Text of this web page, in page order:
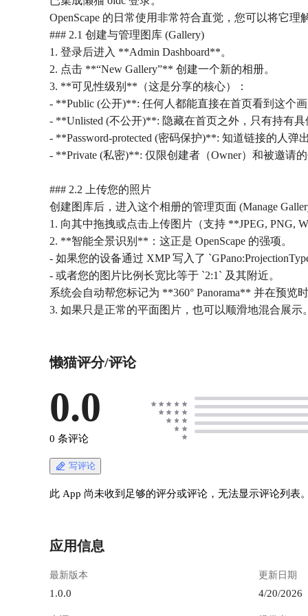
OpenScape 的日常使用非常符合直觉，您可以将它
### 2.1 创建与管理图库 (Gallery)
1. 登录后进入 **Admin Dashboard**。
2. 点击 **“New Gallery”** 创建一个新的相册。
3. **可见性级别**（这是分享的核心）：
- **Public (公开)**: 任何人都能直接在首页看到这个
- **Unlisted (不公开)**: 隐藏在首页之外，只有持有
- **Password-protected (密码保护)**: 知道链接的人
- **Private (私密)**: 仅限创建者（Owner）和被邀请
### 2.2 上传您的照片
创建图库后，进入这个相册的管理页面 (Manage
1. 向其中拖拽或点击上传图片（支持 **JPEG, PNG,
2. **智能全景识别**：这正是 OpenScape 的强项。
- 如果您的设备通过 XMP 写入了
- 或者您的图片比例长宽比等于 `2:1` 及其附近。
系统会自动帮您标记为 **360° Panorama** 并在预
3. 如果只是正常的平面图片，也可以顺滑地混合展示
懒猫评分/评论
0.0
0 条评论
写评论
此 App 尚未收到足够的评分或评论，无法显示评论列表
应用信息
最新版本
1.0.0
更新日期
4/20/2026